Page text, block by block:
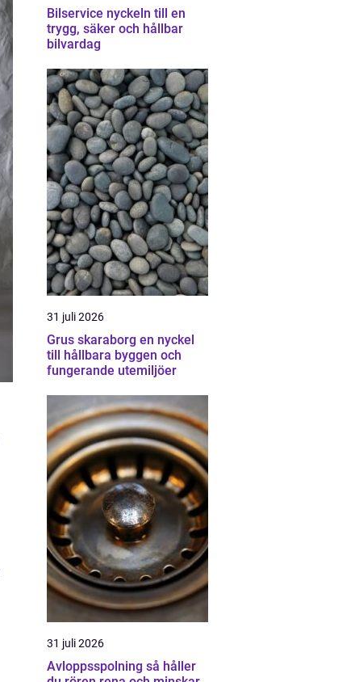
Bilservice nyckeln till en
trygg, säker och hållbar
bilvardag
31 juli 2026
Grus skaraborg en nyckel
till hållbara byggen och
fungerande utemiljöer
31 juli 2026
Avloppsspolning så håller